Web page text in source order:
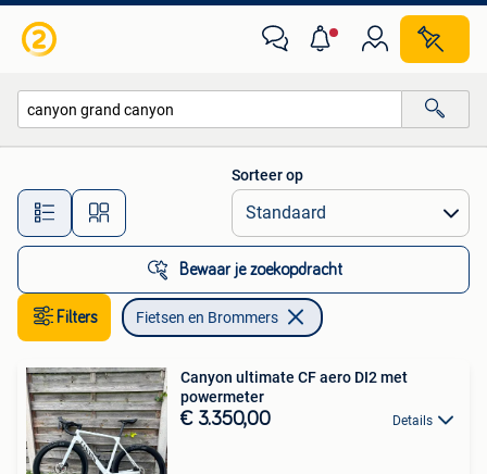
Alle afstanden…
Sorteer op
Bewaar je zoekopdracht
Filters Fietsen en Brommers
Canyon ultimate CF aero DI2 met
powermeter
€ 3.350,00 Details